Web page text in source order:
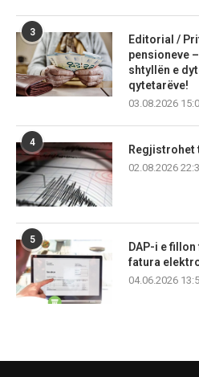
3
Editorial /
pensioneve
shtyllën e
qytetarëve!
03.08.2026
4
Regjistrohet
02.08.2026
5
DAP-i e
fatura
04.06.2026